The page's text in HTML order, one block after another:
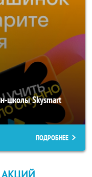
школы Skysmart
ПОДРОБНЕЕ
АКЦИЙ